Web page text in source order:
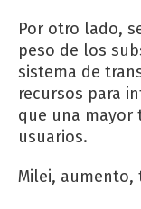
Por otro lado,
peso de los
sistema de
recursos para
que una mayor
usuarios.
Milei, aumento,